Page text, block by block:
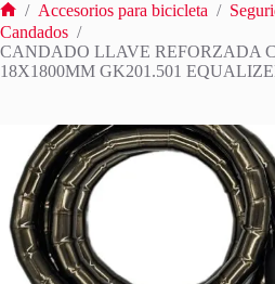
Inicio
/ Accesorios para bicicleta /
Candados /
CANDADO LLAVE REFORZADA
18X1800MM GK201.501